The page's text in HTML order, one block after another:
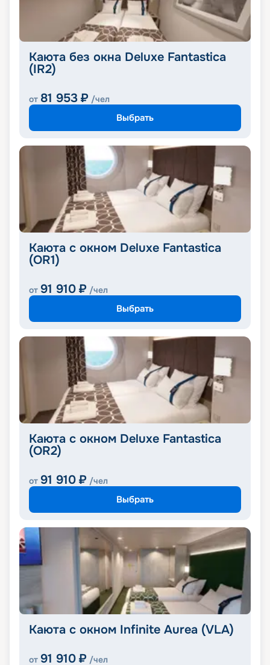
Каюта без окна Deluxe Fantastica
(IR2)
от 81 953 ₽ /чел
Выбрать
Каюта с окном Deluxe Fantastica
(OR1)
от 91 910 ₽ /чел
Выбрать
Каюта с окном Deluxe Fantastica
(OR2)
от 91 910 ₽ /чел
Выбрать
Каюта с окном Infinite Aurea (VLA)
от 91 910 ₽ /чел